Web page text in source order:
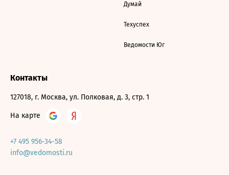
Думай
Техуспех
Ведомости Юг
Контакты
127018, г. Москва, ул. Полковая, д. 3, стр. 1
На карте
+7 495 956-34-58
info@vedomosti.ru